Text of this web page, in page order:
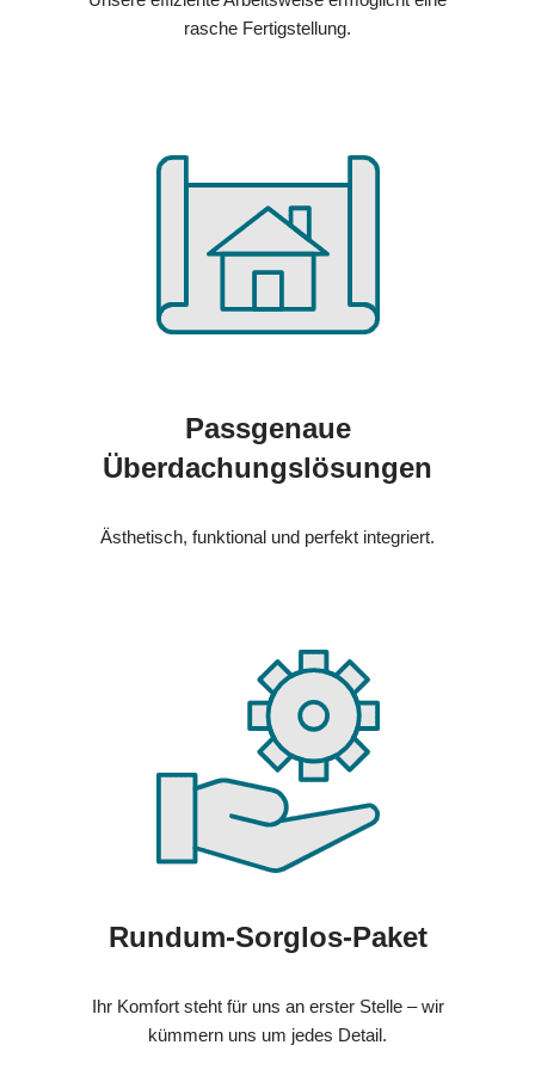
rasche Fertigstellung.
Passgenaue
Überdachungslösungen
Ästhetisch, funktional und perfekt integriert.
Rundum-Sorglos-Paket
Ihr Komfort steht für uns an erster Stelle – wir
kümmern uns um jedes Detail.